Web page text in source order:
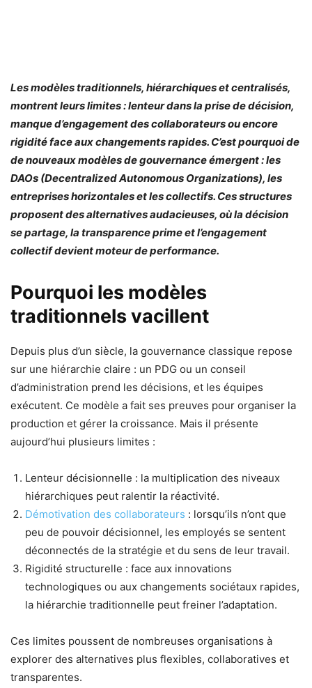
Les modèles traditionnels, hiérarchiques et centralisés,
montrent leurs limites : lenteur dans la prise de décision,
manque d’engagement des collaborateurs ou encore
rigidité face aux changements rapides. C’est pourquoi de
de nouveaux modèles de gouvernance émergent : les
DAOs (Decentralized Autonomous Organizations), les
entreprises horizontales et les collectifs. Ces structures
proposent des alternatives audacieuses, où la décision
se partage, la transparence prime et l’engagement
collectif devient moteur de performance.
Pourquoi les modèles
traditionnels vacillent
Depuis plus d’un siècle, la gouvernance classique repose
sur une hiérarchie claire : un PDG ou un conseil
d’administration prend les décisions, et les équipes
exécutent. Ce modèle a fait ses preuves pour organiser la
production et gérer la croissance. Mais il présente
aujourd’hui plusieurs limites :
Lenteur décisionnelle : la multiplication des niveaux
hiérarchiques peut ralentir la réactivité.
Démotivation des collaborateurs : lorsqu’ils n’ont que
peu de pouvoir décisionnel, les employés se sentent
déconnectés de la stratégie et du sens de leur travail.
Rigidité structurelle : face aux innovations
technologiques ou aux changements sociétaux rapides,
la hiérarchie traditionnelle peut freiner l’adaptation.
Ces limites poussent de nombreuses organisations à
explorer des alternatives plus flexibles, collaboratives et
transparentes.